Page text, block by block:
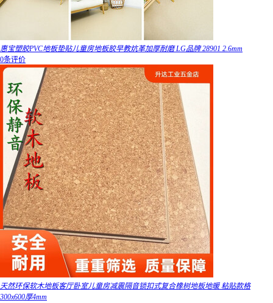
惠宝塑胶PVC地板垫贴儿童房地板胶早教炕革加厚耐磨 LG品牌 28901 2.6mm
0条评价
天然环保软木地板客厅卧室儿童房减震隔音锁扣式复合橡树地板地暖 粘贴款格
300x600厚4mm